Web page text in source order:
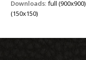
Downloads:full (900x900)
(150x150)